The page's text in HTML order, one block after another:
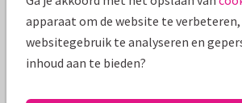
apparaat om de website te
websitegebruik te analyseren en
inhoud aan te bieden?